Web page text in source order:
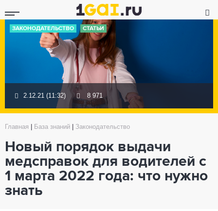
ЗАКОНОДАТЕЛЬСТВО СТАТЬИ
2.12.21 (11:32) 8 971
Главная База знаний Законодательство
Новый порядок выдачи
медсправок для водителей с
1 марта 2022 года: что нужно
знать